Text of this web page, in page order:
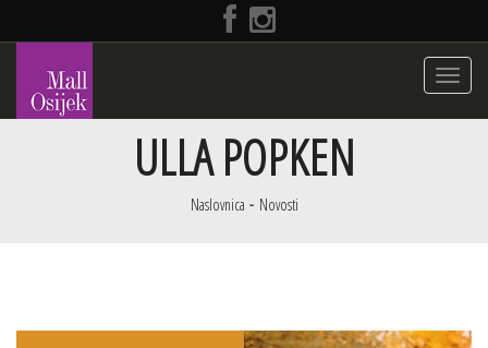
Toggle
ULLA POPKEN
Naslovnica Novosti